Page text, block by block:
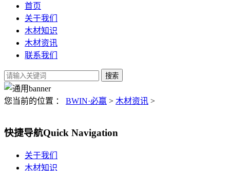
首页
关于我们
木材知识
木材资讯
联系我们
您当前的位置 ： BWIN·必赢 > 木材资讯 >
快捷导航Quick Navigation
关于我们
木材知识